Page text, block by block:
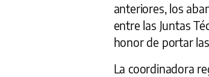
anteriores, los
entre las Juntas
honor de portar
La coordinadora